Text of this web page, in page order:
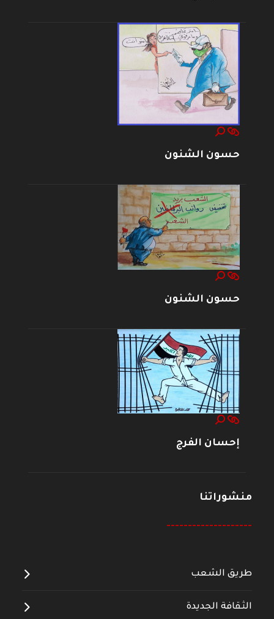
حسون الشنون
حسون الشنون
إحسان الفرج
منشوراتنا
--------------------
طريق الشعب
الثقافة الجديدة